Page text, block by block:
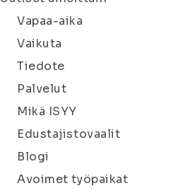
Vapaa-aika
Vaikuta
Tiedote
Palvelut
Mikä ISYY
Edustajistovaalit
Blogi
Avoimet työpaikat